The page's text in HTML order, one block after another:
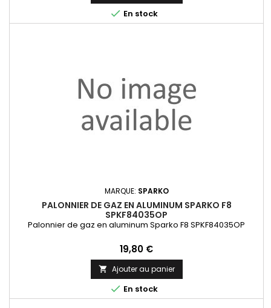
 En stock
MARQUE: SPARKO
PALONNIER DE GAZ EN ALUMINUM SPARKO F8
SPKF84035OP
Palonnier de gaz en aluminum Sparko F8 SPKF84035OP
Prix
19,80 €
 Ajouter au panier
 En stock